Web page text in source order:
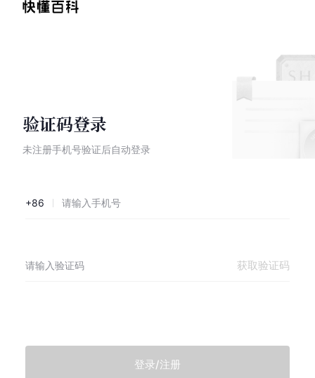
验证码登录
未注册手机号验证后自动登录
+86
获取验证码
登录/注册